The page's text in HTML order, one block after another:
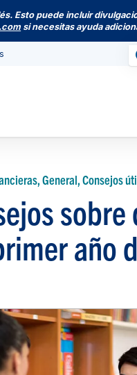
Esto puede incluir
si necesitas ayuda
General, Consejos
año